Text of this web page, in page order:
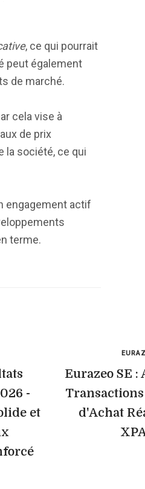
, ce qui pourrait
peut également
de marché.
cela vise à
de prix
la société, ce qui
engagement actif
terme.
-
et
Eurazeo SE :
d'Achat